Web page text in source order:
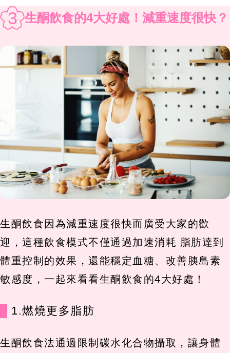
3 生酮飲食的4大好處！減重速度很快？
生酮飲食因為減重速度很快而廣受大家的歡
迎，這種飲食模式不僅通過加速消耗 脂肪達到
體重控制的效果，還能穩定血糖、改善胰島素
敏感度，一起來看看生酮飲食的4大好處！
1.燃燒更多脂肪
生酮飲食法通過限制碳水化合物攝取，讓身體